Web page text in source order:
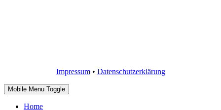
Impressum• Datenschutzerklärung
Mobile Menu Toggle
Home